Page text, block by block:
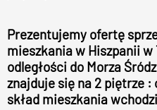
Prezentujemy ofertę
mieszkania w Hiszpanii
odległości do Morza
znajduje się na 2 piętrze :
skład mieszkania